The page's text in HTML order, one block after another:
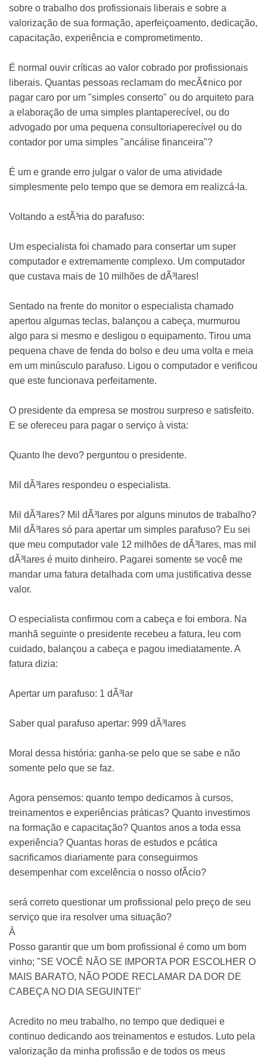
sobre o trabalho dos profissionais liberais e sobre a
valorização de sua formação, aperfeiçoamento, dedicação,
capacitação, experiência e comprometimento.
É normal ouvir críticas ao valor cobrado por profissionais
liberais. Quantas pessoas reclamam do mecÃ¢nico por
pagar caro por um "simples conserto" ou do arquiteto para
a elaboração de uma simples plantaperecível, ou do
advogado por uma pequena consultoriaperecível ou do
contador por uma simples "ancálise financeira"?
É um e grande erro julgar o valor de uma atividade
simplesmente pelo tempo que se demora em realizcá-la.
Voltando a estÃ³ria do parafuso:
Um especialista foi chamado para consertar um super
computador e extremamente complexo. Um computador
que custava mais de 10 milhões de dÃ³lares!
Sentado na frente do monitor o especialista chamado
apertou algumas teclas, balançou a cabeça, murmurou
algo para si mesmo e desligou o equipamento. Tirou uma
pequena chave de fenda do bolso e deu uma volta e meia
em um minúsculo parafuso. Ligou o computador e verificou
que este funcionava perfeitamente.
O presidente da empresa se mostrou surpreso e satisfeito.
E se ofereceu para pagar o serviço à vista:
Quanto lhe devo? perguntou o presidente.
Mil dÃ³lares respondeu o especialista.
Mil dÃ³lares? Mil dÃ³lares por alguns minutos de trabalho?
Mil dÃ³lares só para apertar um simples parafuso? Eu sei
que meu computador vale 12 milhões de dÃ³lares, mas mil
dÃ³lares é muito dinheiro. Pagarei somente se você me
mandar uma fatura detalhada com uma justificativa desse
valor.
O especialista confirmou com a cabeça e foi embora. Na
manhã seguinte o presidente recebeu a fatura, leu com
cuidado, balançou a cabeça e pagou imediatamente. A
fatura dizia:
Apertar um parafuso: 1 dÃ³lar
Saber qual parafuso apertar: 999 dÃ³lares
Moral dessa história: ganha-se pelo que se sabe e não
somente pelo que se faz.
Agora pensemos: quanto tempo dedicamos à cursos,
treinamentos e experiências práticas? Quanto investimos
na formação e capacitação? Quantos anos a toda essa
experiência? Quantas horas de estudos e pcática
sacrificamos diariamente para conseguirmos
desempenhar com excelência o nosso ofÃ­cio?
será correto questionar um profissional pelo preço de seu
serviço que ira resolver uma situação?
Â
Posso garantir que um bom profissional é como um bom
vinho; "SE VOCÊ NÃO SE IMPORTA POR ESCOLHER O
MAIS BARATO, NÃO PODE RECLAMAR DA DOR DE
CABEÇA NO DIA SEGUINTE!"
Acredito no meu trabalho, no tempo que dediquei e
continuo dedicando aos treinamentos e estudos. Luto pela
valorização da minha profissão e de todos os meus